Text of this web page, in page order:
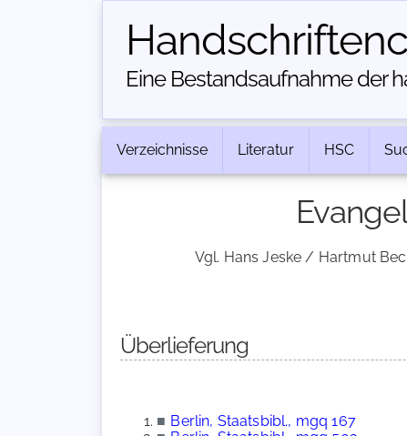
Eine Bestandsaufnahme der
Verzeichnisse Literatur HSC
Vgl. Hans Jeske / Hartmut
Überlieferung
■ Berlin, Staatsbibl., mgq 167